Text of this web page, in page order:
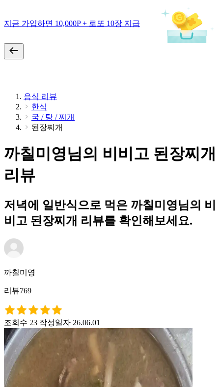
지금 가입하면 10,000P + 로또 10장 지급
음식 리뷰
한식
국 / 탕 / 찌개
된장찌개
까칠미영님의 비비고 된장찌개
리뷰
저녁에 일반식으로 먹은 까칠미영님의 비
비고 된장찌개 리뷰를 확인해보세요.
까칠미영
리뷰769
조회수 23 작성일자 26.06.01